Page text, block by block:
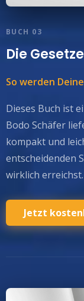
BUCH 03
Die
So werden
Dieses Buch ist
Bodo Schäfer
kompakt und
entscheidenden
wirklich erreichst.
Jetzt